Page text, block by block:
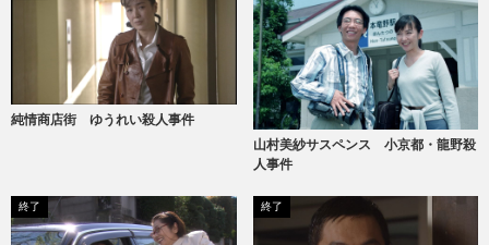
純情商店街 ゆうれい殺人事件
山村美紗サスペンス 小京都・龍野殺
人事件
終了 終了